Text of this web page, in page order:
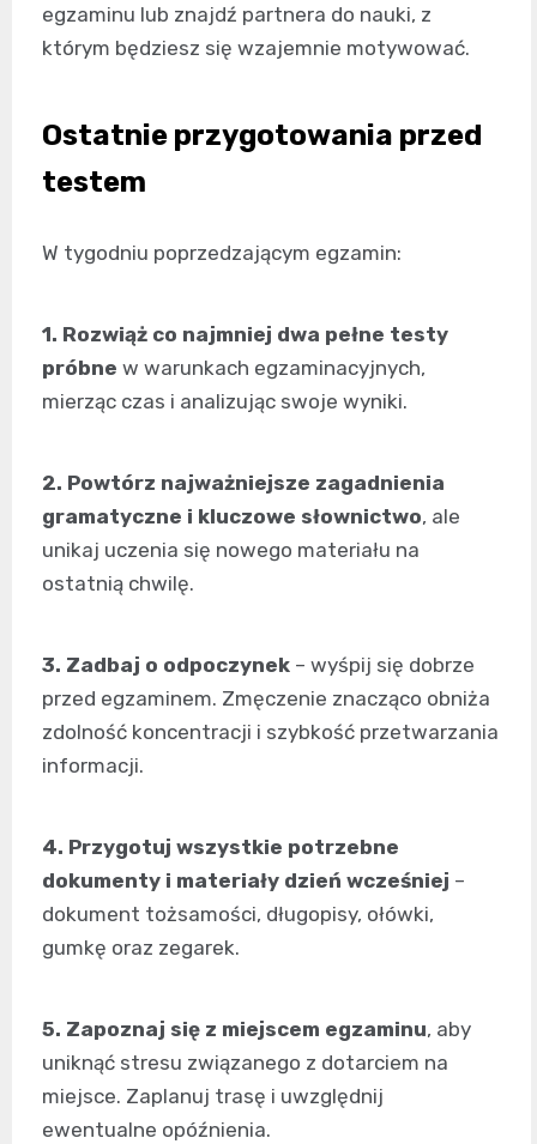
egzaminu lub znajdź partnera do nauki, z
którym będziesz się wzajemnie motywować.
Ostatnie przygotowania przed
testem
W tygodniu poprzedzającym egzamin:
1. Rozwiąż co najmniej dwa pełne testy
próbne w warunkach egzaminacyjnych,
mierząc czas i analizując swoje wyniki.
2. Powtórz najważniejsze zagadnienia
gramatyczne i kluczowe słownictwo, ale
unikaj uczenia się nowego materiału na
ostatnią chwilę.
3. Zadbaj o odpoczynek – wyśpij się dobrze
przed egzaminem. Zmęczenie znacząco obniża
zdolność koncentracji i szybkość przetwarzania
informacji.
4. Przygotuj wszystkie potrzebne
dokumenty i materiały dzień wcześniej –
dokument tożsamości, długopisy, ołówki,
gumkę oraz zegarek.
5. Zapoznaj się z miejscem egzaminu, aby
uniknąć stresu związanego z dotarciem na
miejsce. Zaplanuj trasę i uwzględnij
ewentualne opóźnienia.